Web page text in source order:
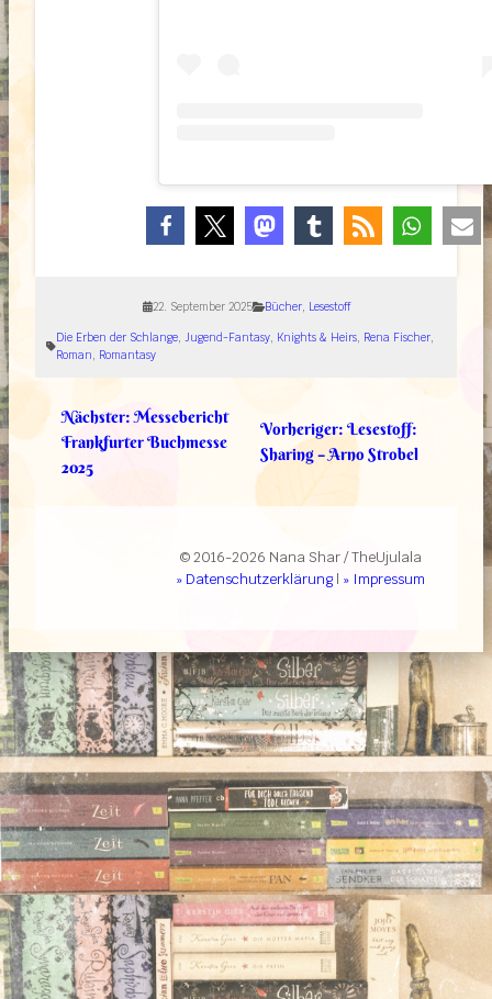
22. September 2025 Bücher, Lesestoff
Die Erben der Schlange, Jugend-Fantasy, Knights & Heirs, Rena Fischer
Roman, Romantasy
Nächster: Messebericht
Frankfurter Buchmesse
2025
Vorheriger:Lesestoff:
Sharing – Arno Strobel
© 2016-2026 Nana Shar / TheUjulala
» Datenschutzerklärung| » Impressum